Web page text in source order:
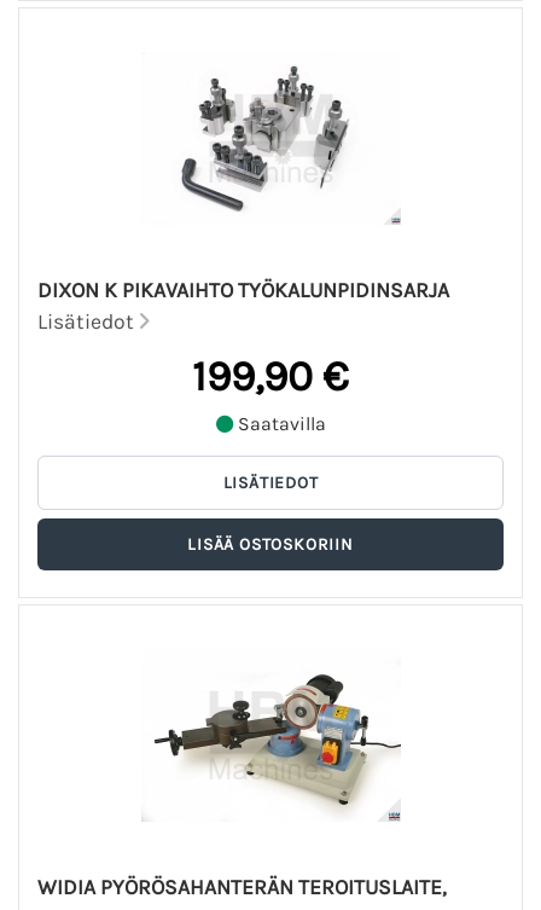
DIXON K PIKAVAIHTO TYÖKALUNPIDINSARJA
Lisätiedot
199,90 €
Saatavilla
WIDIA PYÖRÖSAHANTERÄN TEROITUSLAITE,